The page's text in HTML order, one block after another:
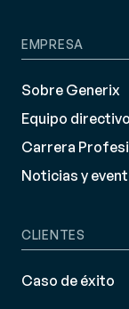
EMPRESA
Sobre Generix
Equipo directivo
Carrera
Noticias y
CLIENTES
Caso de éxito